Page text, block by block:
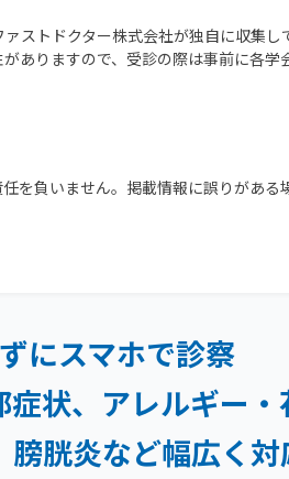
ストドクター株式会社が独自に収集し
ありますので、受診の際は事前に各学
を負いません。掲載情報に誤りがある
にスマホで診察
状、 アレルギー・
膀胱炎など幅広く対